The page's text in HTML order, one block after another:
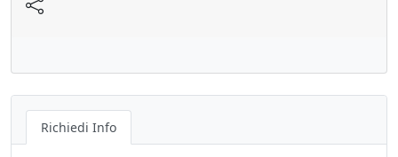
Richiedi Info